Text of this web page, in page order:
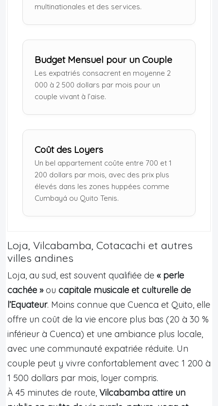
multinationales et des services.
Budget Mensuel pour un Couple
Les expatriés consacrent en moyenne 2
000 à 2 500 dollars par mois pour un
couple vivant à l’aise.
Coût des Loyers
Un bel appartement coûte entre 700 et 1
200 dollars par mois, avec des prix plus
élevés dans les zones huppées comme
Cumbayá ou Quito Tenis.
Loja, Vilcabamba, Cotacachi et autres
villes andines
Loja, au sud, est souvent qualifiée de « perle
cachée »ou capitale musicale et culturelle de
l’Equateur. Moins connue que Cuenca et Quito, elle
offre un coût de la vie encore plus bas (20 à 30 %
inférieur à Cuenca) et une ambiance plus locale,
avec une communauté expatriée réduite. Un
couple peut y vivre confortablement avec 1 200 à
1 500 dollars par mois, loyer compris.
À 45 minutes de route, Vilcabamba attire un